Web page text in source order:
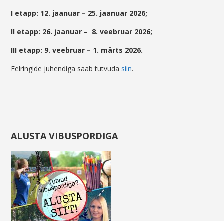
I etapp: 12. jaanuar – 25. jaanuar 2026;
II etapp: 26. jaanuar – 8. veebruar 2026;
III etapp: 9. veebruar – 1. märts 2026.
Eelringide juhendiga saab tutvuda siin.
ALUSTA VIBUSPORDIGA